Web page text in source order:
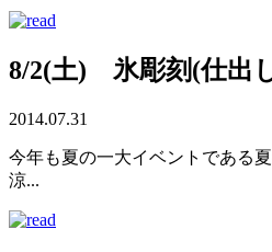
8/2(土) 氷彫刻(仕出
2014.07.31
今年も夏の一大イベントである
涼...